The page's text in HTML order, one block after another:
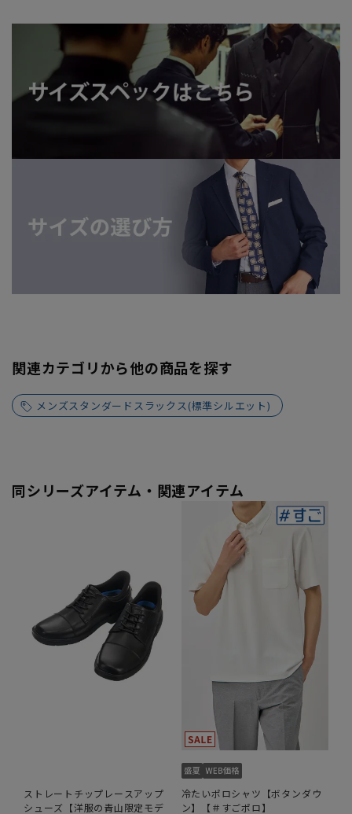
関連カテゴリから他の商品を探す
メンズスタンダードスラックス(標準シルエット)
同シリーズアイテム・関連アイテム
ストレートチップレースアップ
シューズ【洋服の青山限定モデ
冷たいポロシャツ【ボタンダウ
ン】【＃すごポロ】